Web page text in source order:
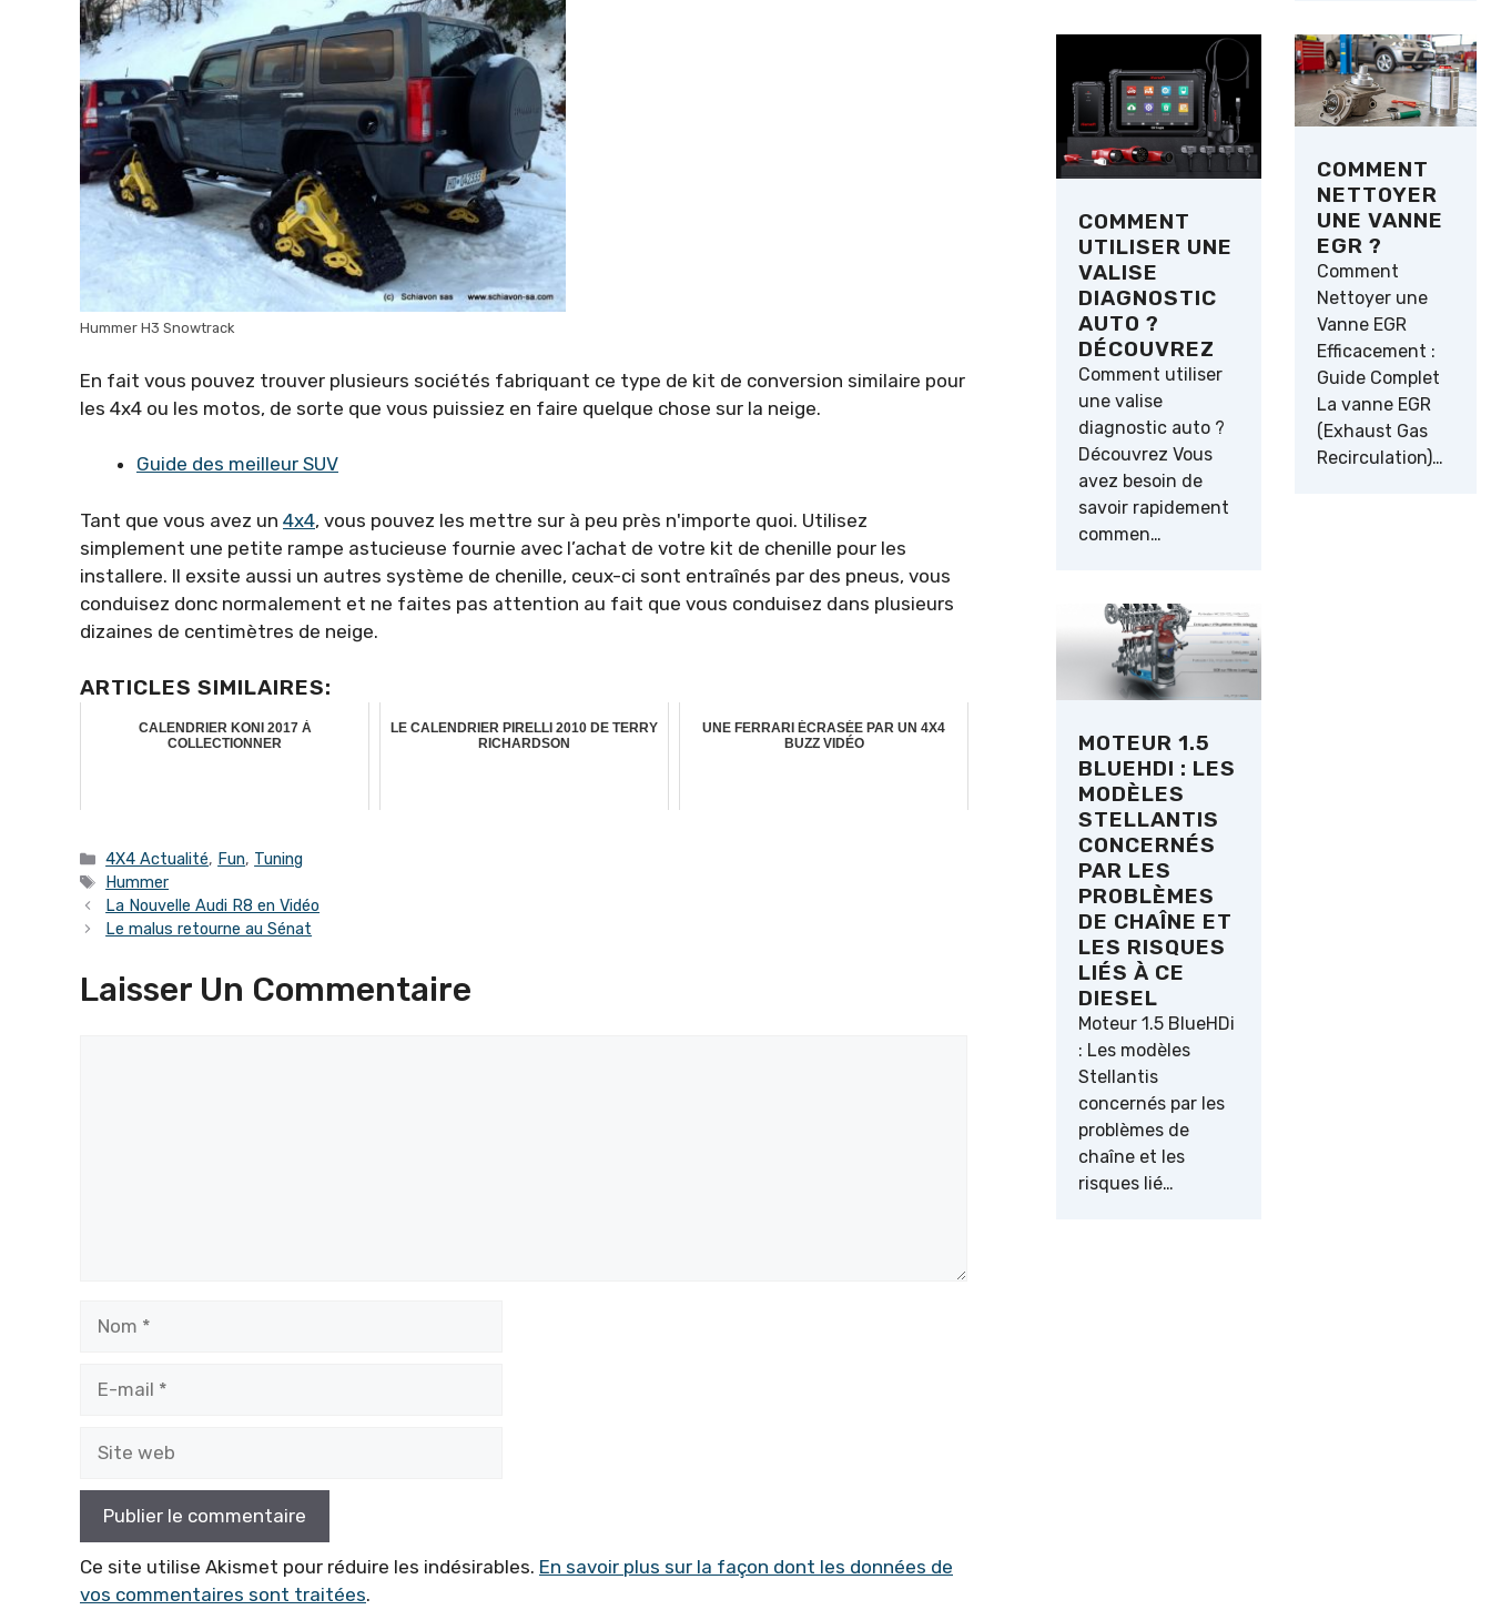
Hummer H3 Snowtrack
En fait vous pouvez trouver plusieurs sociétés fabriquant ce type de kit de conversion similaire pour
les 4x4 ou les motos, de sorte que vous puissiez en faire quelque chose sur la neige.
Guide des meilleur SUV
Tant que vous avez un 4x4, vous pouvez les mettre sur à peu près n'importe quoi. Utilisez
simplement une petite rampe astucieuse fournie avec l’achat de votre kit de chenille pour les
installere. Il exsite aussi un autres système de chenille, ceux-ci sont entraînés par des pneus, vous
conduisez donc normalement et ne faites pas attention au fait que vous conduisez dans plusieurs
dizaines de centimètres de neige.
ARTICLES SIMILAIRES:
CALENDRIER KONI 2017 À
COLLECTIONNER
LE CALENDRIER PIRELLI 2010 DE TERRY
RICHARDSON
UNE FERRARI ÉCRASÉE PAR UN 4X4
BUZZ VIDÉO
Catégories
4X4 Actualité, Fun, Tuning
Étiquettes
Hummer
La Nouvelle Audi R8 en Vidéo
Le malus retourne au Sénat
Laisser Un Commentaire
mail
web
Ce site utilise Akismet pour réduire les indésirables. En savoir plus sur la façon dont les données de
vos commentaires sont traitées.
COMMENT
UTILISER UNE
VALISE
DIAGNOSTIC
AUTO ?
DÉCOUVREZ
Comment utiliser
une valise
diagnostic auto ?
Découvrez Vous
avez besoin de
savoir rapidement
commen…
COMMENT
NETTOYER
UNE VANNE
EGR ?
Comment
Nettoyer une
Vanne EGR
Efficacement :
Guide Complet
La vanne EGR
(Exhaust Gas
Recirculation)…
MOTEUR 1.5
BLUEHDI : LES
MODÈLES
STELLANTIS
CONCERNÉS
PAR LES
PROBLÈMES
DE CHAÎNE ET
LES RISQUES
LIÉS À CE
DIESEL
Moteur 1.5 BlueHDi
: Les modèles
Stellantis
concernés par les
problèmes de
chaîne et les
risques lié…